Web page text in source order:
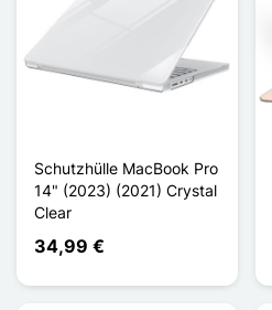
Schutzhülle MacBook Pro
14" (2023) (2021) Crystal
Clear
34,99 €